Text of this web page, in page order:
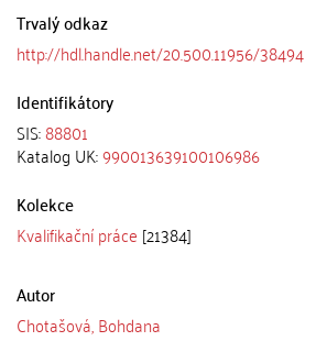
Trvalý odkaz
http://hdl.handle.net/20.500.11956/38494
Identifikátory
SIS:88801
Katalog UK:990013639100106986
Kolekce
Kvalifikační práce [21384]
Autor
Chotašová, Bohdana